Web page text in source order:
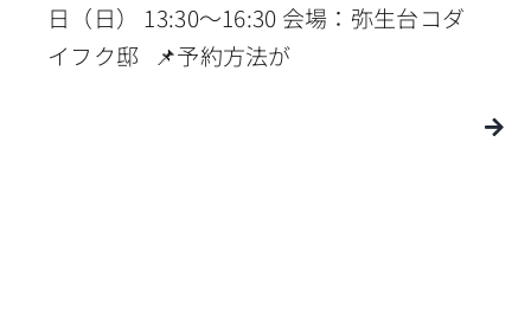
日（日） 13:30〜16:30 会場：弥生台コダ
イフク邸 📌予約方法が